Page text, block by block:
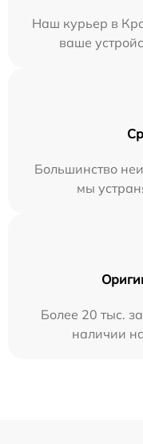
Наш курьер в
ваше
Большинство
мы
Более 20 тыс.
наличии